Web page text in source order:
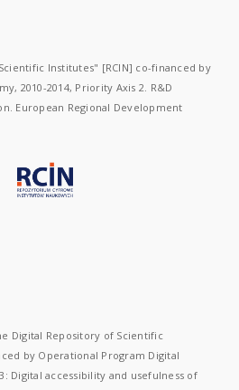
Institutes" [RCIN] co-financed by
2010-2014, Priority Axis 2. R&D
European Regional Development
Digital Repository of Scientific
by Operational Program Digital
Digital accessibility and usefulness of